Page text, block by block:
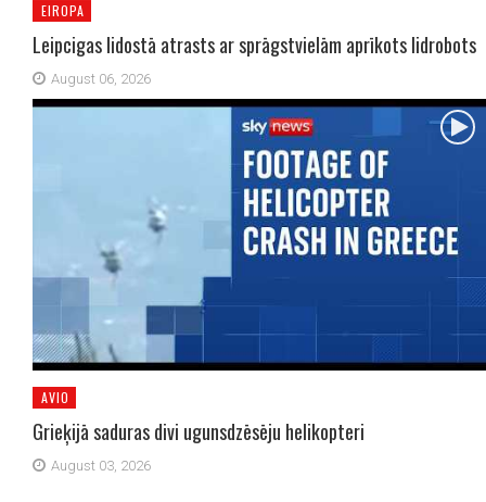
EIROPA
Leipcigas lidostā atrasts ar sprāgstvielām aprīkots lidrobots
August 06, 2026
AVIO
Grieķijā saduras divi ugunsdzēsēju helikopteri
August 03, 2026